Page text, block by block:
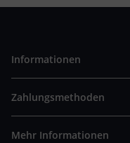
Informationen
Zahlungsmethoden
Mehr Informationen